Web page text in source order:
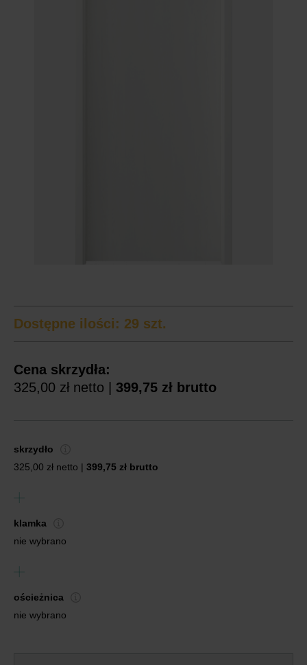
Dostępne ilości: 29 szt.
Cena skrzydła:
325,00 zł netto | 399,75 zł brutto
skrzydło
325,00 zł netto | 399,75 zł brutto
klamka
nie wybrano
ościeżnica
nie wybrano